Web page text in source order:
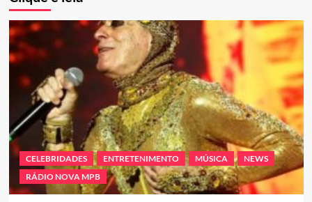
CELEBRIDADES ENTRETENIMENTO MÚSICA
NEWS
RÁDIO NOVA MPB